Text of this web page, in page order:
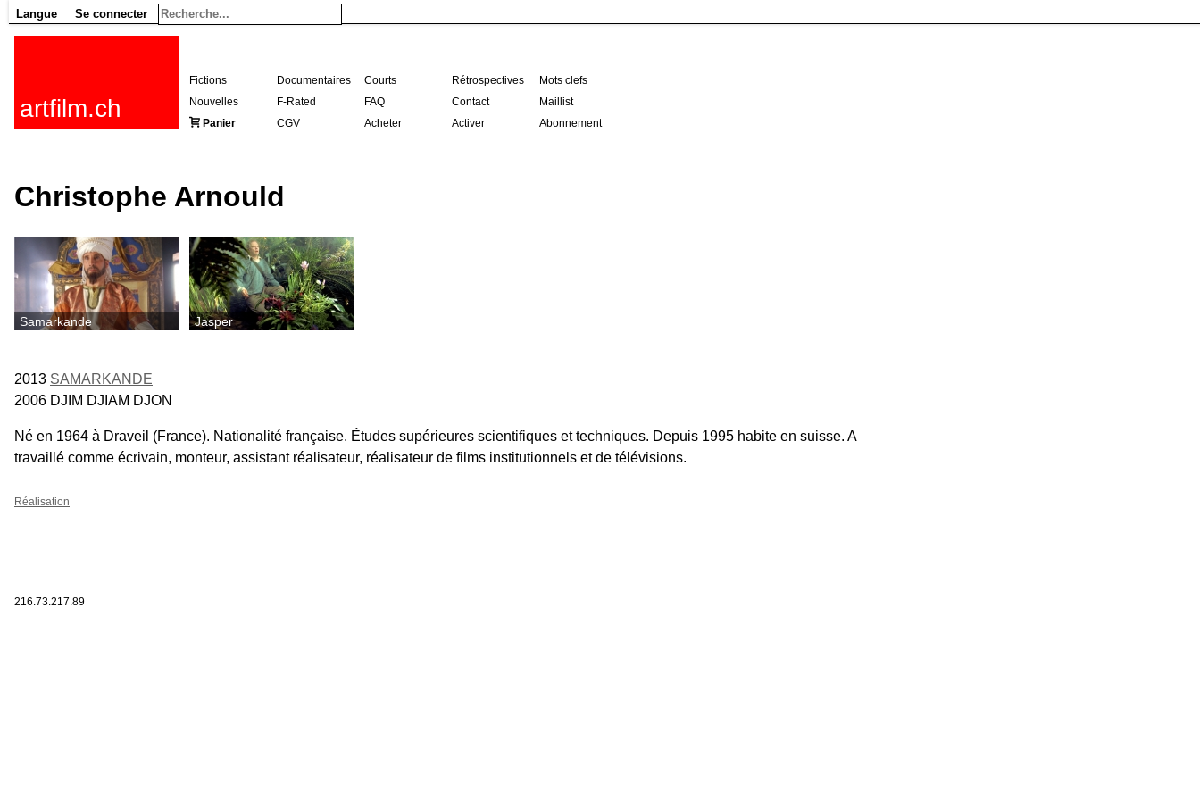
Langue Se connecter
artfilm.ch
Fictions Documentaires Courts Rétrospectives
Mots clefs
Nouvelles
F-Rated FAQ Contact
Maillist
Panier
CGV Acheter Activer Abonnement
Christophe Arnould
Samarkande Jasper
2013 SAMARKANDE
2006 DJIM DJIAM DJON
Né en 1964 à Draveil (France). Nationalité française. Études supérieures scientifiques et techniques. Depuis 1995 habite en suisse. A
travaillé comme écrivain, monteur, assistant réalisateur, réalisateur de films institutionnels et de télévisions.
Réalisation
216.73.217.89